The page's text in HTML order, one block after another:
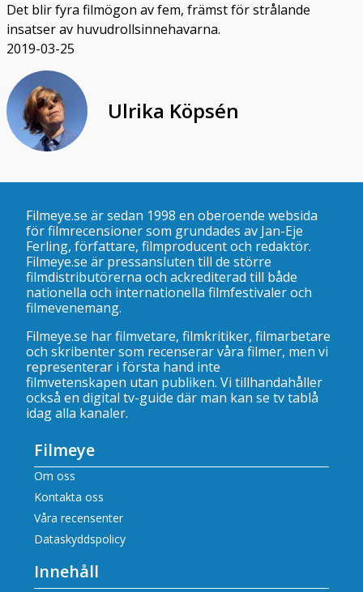
Det blir fyra filmögon av fem, främst för strålande
insatser av huvudrollsinnehavarna.
2019-03-25
Ulrika Köpsén
Filmeye.se är sedan 1998 en oberoende websida
för filmrecensioner som grundades av Jan-Eje
Ferling, författare, filmproducent och redaktör.
Filmeye.se är pressansluten till de större
filmdistributörerna och ackrediterad till både
nationella och internationella filmfestivaler och
filmevenemang.
Filmeye.se har filmvetare, filmkritiker, filmarbetare
och skribenter som recenserar våra filmer, men vi
representerar i första hand inte
filmvetenskapen utan publiken. Vi tillhandahåller
också en digital tv-guide där man kan se tv tablå
idag alla kanaler.
Filmeye
Om oss
Kontakta oss
Våra recensenter
Dataskyddspolicy
Innehåll